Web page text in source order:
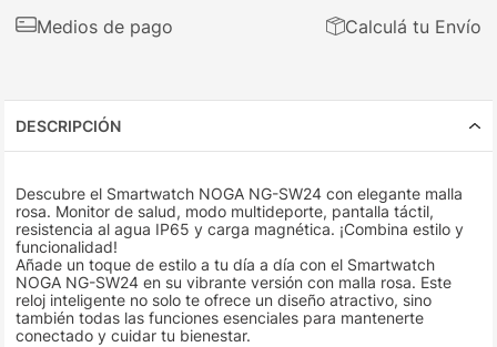
Medios de pago Calculá tu Envío
DESCRIPCIÓN
Descubre el Smartwatch NOGA NG-SW24 con elegante malla
rosa. Monitor de salud, modo multideporte, pantalla táctil,
resistencia al agua IP65 y carga magnética. ¡Combina estilo y
funcionalidad!
Añade un toque de estilo a tu día a día con el Smartwatch
NOGA NG-SW24 en su vibrante versión con malla rosa. Este
reloj inteligente no solo te ofrece un diseño atractivo, sino
también todas las funciones esenciales para mantenerte
conectado y cuidar tu bienestar.